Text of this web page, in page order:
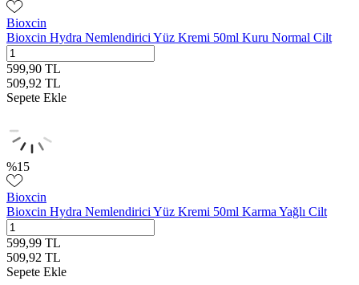
Bioxcin
Bioxcin Hydra Nemlendirici Yüz Kremi 50ml Kuru Normal Cilt
599,90 TL
509,92 TL
Sepete Ekle
%15
Bioxcin
Bioxcin Hydra Nemlendirici Yüz Kremi 50ml Karma Yağlı Cilt
599,99 TL
509,92 TL
Sepete Ekle